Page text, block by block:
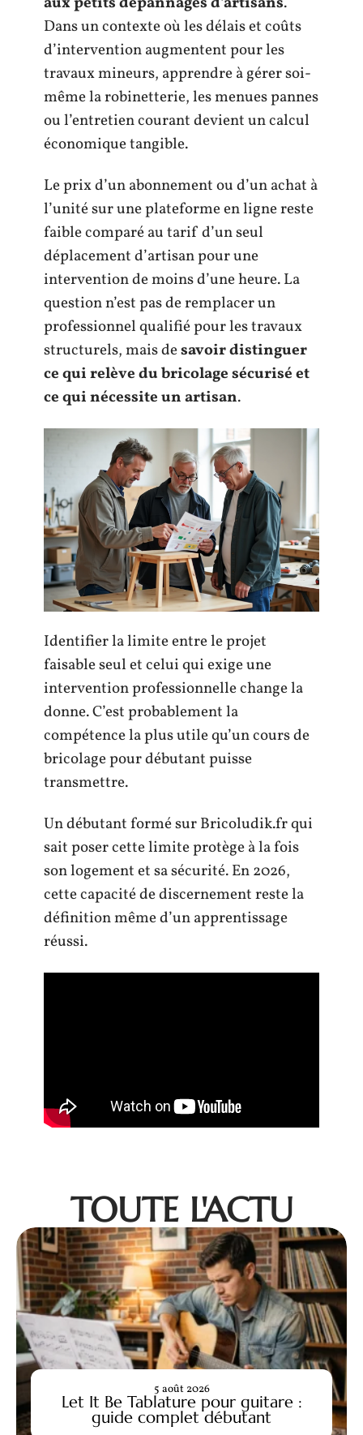
Dans un contexte où les délais et coûts
d’intervention augmentent pour les
travaux mineurs, apprendre à gérer soi-
même la robinetterie, les menues pannes
ou l’entretien courant devient un calcul
économique tangible.
Le prix d’un abonnement ou d’un achat à
l’unité sur une plateforme en ligne reste
faible comparé au tarif d’un seul
déplacement d’artisan pour une
intervention de moins d’une heure. La
question n’est pas de remplacer un
professionnel qualifié pour les travaux
structurels, mais desavoir distinguer
ce qui relève du bricolage sécurisé et
ce qui nécessite un artisan.
Identifier la limite entre le projet
faisable seul et celui qui exige une
intervention professionnelle change la
donne. C’est probablement la
compétence la plus utile qu’un cours de
bricolage pour débutant puisse
transmettre.
Un débutant formé sur Bricoludik.fr qui
sait poser cette limite protège à la fois
son logement et sa sécurité. En 2026,
cette capacité de discernement reste la
définition même d’un apprentissage
réussi.
TOUTE L'ACTU
Let It Be Tablature pour guitare :
guide complet débutant
5 août 2026